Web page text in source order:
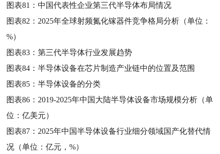
图表81：中国代表性企业第三代半导体布局情况
图表82： 2025年全球射频氮化镓器件竞争格局分析（单位：
%）
图表83：第三代半导体行业发展趋势
图表84：半导体设备在芯片制造产业链中的位置及范围
图表85：半导体设备的分类
图表86： 2019-2025年中国大陆半导体设备市场规模分析（单
位：亿美元）
图表87： 2025年中国半导体设备行业细分领域国产化替代情
况（单位：亿元，%）